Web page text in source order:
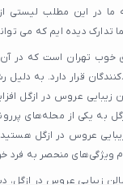
آقایان
صورت
و مش
مو
در این مطلب لیستی از
تدارک دیده ایم که می
خوب تهران است که در آن
قرار دارد. به دلیل
زیبایی عروس در ازگل
به یکی از محله‌های
عروس در ازگل
ویژگی‌های منحصر به فرد
زیبایی عروس در